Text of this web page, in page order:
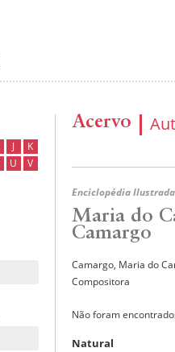
J
K
U
V
Acervo
Enciclopédia Ilustrada
Maria do
Camargo
Camargo, Maria do
Compositora
Não foram
Natural